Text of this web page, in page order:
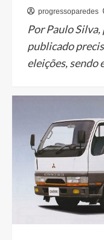
progressoparedes
Por Paulo
publicado
eleições, sendo